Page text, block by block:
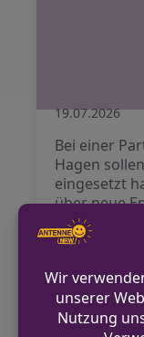
19.07.2026
Bei einer
Hagen
eingesetzt
über neue
Laufenden.